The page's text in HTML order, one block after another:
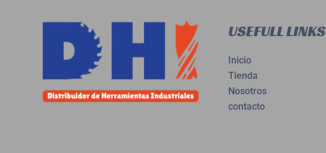
USEFULL LINKS
Inicio
Tienda
Nosotros
contacto